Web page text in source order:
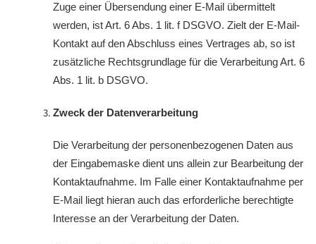
Zuge einer Übersendung einer E-Mail übermittelt
werden, ist Art. 6 Abs. 1 lit. f DSGVO. Zielt der E-Mail-
Kontakt auf den Abschluss eines Vertrages ab, so ist
zusätzliche Rechtsgrundlage für die Verarbeitung Art. 6
Abs. 1 lit. b DSGVO.
Zweck der Datenverarbeitung
Die Verarbeitung der personenbezogenen Daten aus
der Eingabemaske dient uns allein zur Bearbeitung der
Kontaktaufnahme. Im Falle einer Kontaktaufnahme per
E-Mail liegt hieran auch das erforderliche berechtigte
Interesse an der Verarbeitung der Daten.